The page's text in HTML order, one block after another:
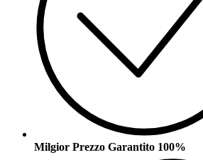
Milgior Prezzo Garantito 100%